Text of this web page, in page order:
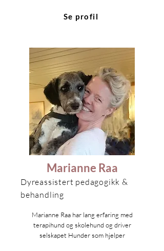
Se profil
Marianne Raa
Dyreassistert pedagogikk &
behandling
Marianne Raa har lang erfaring med
terapihund og skolehund og driver
selskapet Hunder som hjelper